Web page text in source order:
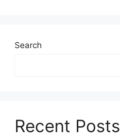
Search
Recent Posts